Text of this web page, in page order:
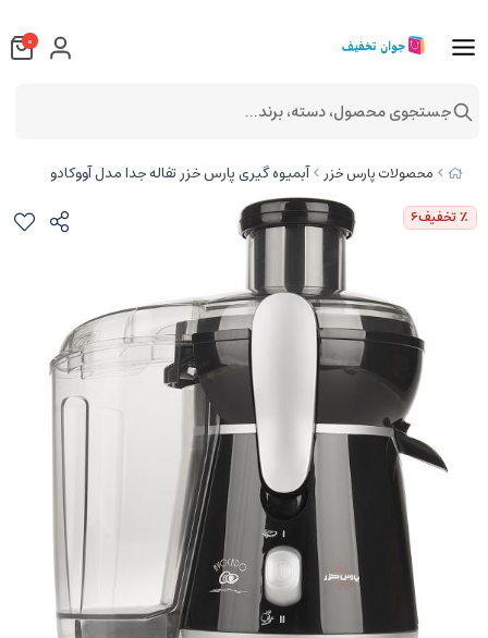
محصولات پارس خزر آبمیوه گیری پارس خزر تفاله جدا مدل آووکادو
٪ تخفیف6
0
جستجوی محصول، دسته، برند...